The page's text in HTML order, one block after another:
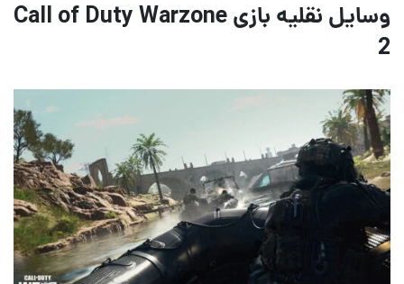
وسایل نقلیه بازی Call of Duty Warzone
2